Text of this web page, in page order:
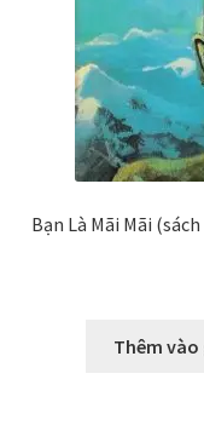
Bạn Là Mãi Mãi
Thêm